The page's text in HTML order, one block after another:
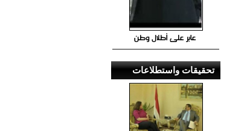
عابر على أطلال وطن
تحقيقات واستطلاعات